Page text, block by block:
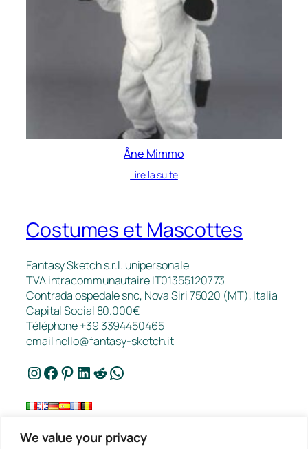
We value your privacy
Âne Mimmo
Lire la suite
Costumes et Mascottes
Fantasy Sketch s.r.l. unipersonale
TVA intracommunautaire IT01355120773
Contrada ospedale snc, Nova Siri 75020 (MT), Italia
Capital Social 80.000€
Téléphone +39 3394450465
emailhello@fantasy-sketch.it
Instagram Facebook Pinterest LinkedIn Reddit WhatsApp